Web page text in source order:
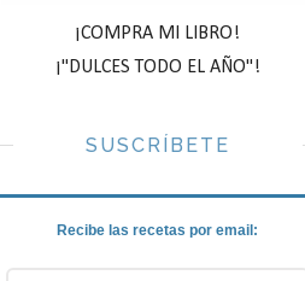
¡COMPRA MI LIBRO!
¡"DULCES TODO EL AÑO"!
SUSCRÍBETE
Recibe las recetas por email: